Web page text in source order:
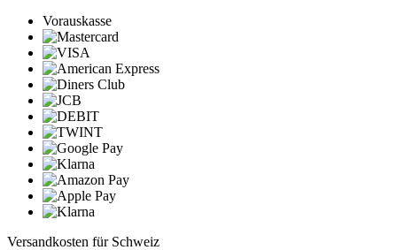
Vorauskasse
Versandkosten für Schweiz